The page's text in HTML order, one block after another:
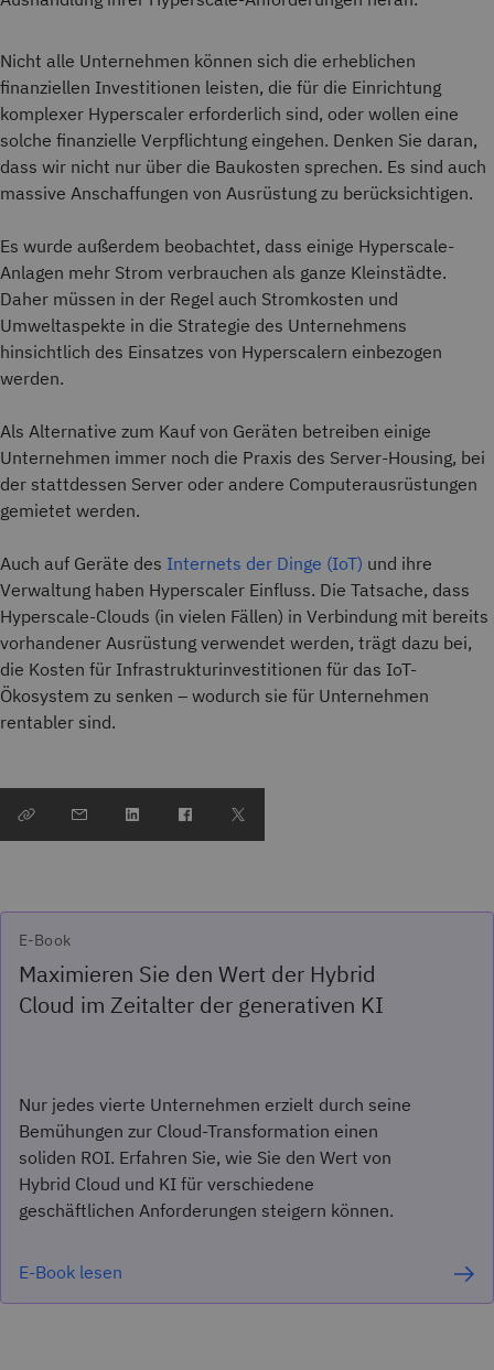
Nicht alle Unternehmen können sich die erheblichen
finanziellen Investitionen leisten, die für die Einrichtung
komplexer Hyperscaler erforderlich sind, oder wollen eine
solche finanzielle Verpflichtung eingehen. Denken Sie daran,
dass wir nicht nur über die Baukosten sprechen. Es sind auch
massive Anschaffungen von Ausrüstung zu berücksichtigen.
Es wurde außerdem beobachtet, dass einige Hyperscale-
Anlagen mehr Strom verbrauchen als ganze Kleinstädte.
Daher müssen in der Regel auch Stromkosten und
Umweltaspekte in die Strategie des Unternehmens
hinsichtlich des Einsatzes von Hyperscalern einbezogen
werden.
Als Alternative zum Kauf von Geräten betreiben einige
Unternehmen immer noch die Praxis des Server-Housing, bei
der stattdessen Server oder andere Computerausrüstungen
gemietet werden.
Auch auf Geräte des Internets der Dinge (IoT) und ihre
Verwaltung haben Hyperscaler Einfluss. Die Tatsache, dass
Hyperscale-Clouds (in vielen Fällen) in Verbindung mit bereits
vorhandener Ausrüstung verwendet werden, trägt dazu bei,
die Kosten für Infrastrukturinvestitionen für das IoT-
Ökosystem zu senken – wodurch sie für Unternehmen
rentabler sind.
E-Book
Maximieren Sie den Wert der Hybrid
Cloud im Zeitalter der generativen KI
Nur jedes vierte Unternehmen erzielt durch seine
Bemühungen zur Cloud-Transformation einen
soliden ROI. Erfahren Sie, wie Sie den Wert von
Hybrid Cloud und KI für verschiedene
geschäftlichen Anforderungen steigern können.
E-Book lesen